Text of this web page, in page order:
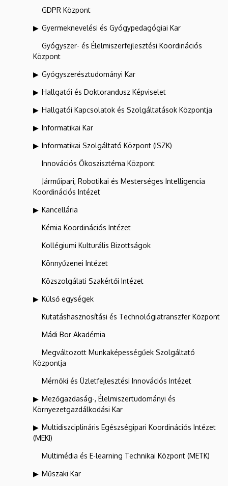
GDPR Központ
Gyermeknevelési és Gyógypedagógiai Kar
Gyógyszer- és Élelmiszerfejlesztési Koordinációs
Központ
Gyógyszerésztudományi Kar
Hallgatói és Doktorandusz Képviselet
Hallgatói Kapcsolatok és Szolgáltatások Központja
Informatikai Kar
Informatikai Szolgáltató Központ (ISZK)
Innovációs Ökoszisztéma Központ
Járműipari, Robotikai és Mesterséges Intelligencia
Koordinációs Intézet
Kancellária
Kémia Koordinációs Intézet
Kollégiumi Kulturális Bizottságok
Könnyűzenei Intézet
Közszolgálati Szakértői Intézet
Külső egységek
Kutatáshasznosítási és Technológiatranszfer Központ
Mádi Bor Akadémia
Megváltozott Munkaképességűek Szolgáltató
Központja
Mérnöki és Üzletfejlesztési Innovációs Intézet
Mezőgazdaság-, Élelmiszertudományi és
Környezetgazdálkodási Kar
Multidiszciplináris Egészségipari Koordinációs Intézet
(MEKI)
Multimédia és E-learning Technikai Központ (METK)
Műszaki Kar